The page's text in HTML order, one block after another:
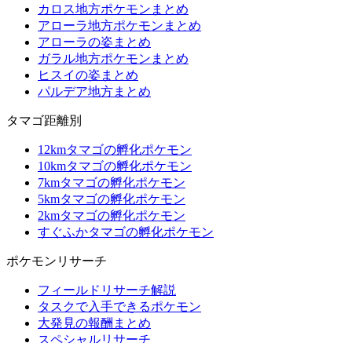
カロス地方ポケモンまとめ
アローラ地方ポケモンまとめ
アローラの姿まとめ
ガラル地方ポケモンまとめ
ヒスイの姿まとめ
パルデア地方まとめ
タマゴ距離別
12kmタマゴの孵化ポケモン
10kmタマゴの孵化ポケモン
7kmタマゴの孵化ポケモン
5kmタマゴの孵化ポケモン
2kmタマゴの孵化ポケモン
すぐふかタマゴの孵化ポケモン
ポケモンリサーチ
フィールドリサーチ解説
タスクで入手できるポケモン
大発見の報酬まとめ
スペシャルリサーチ